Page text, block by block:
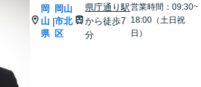
岡
山
県
|
岡山
市北
区
県庁通り駅
から徒歩7
分
営業時間：09:30~
18:00（土日祝
日）